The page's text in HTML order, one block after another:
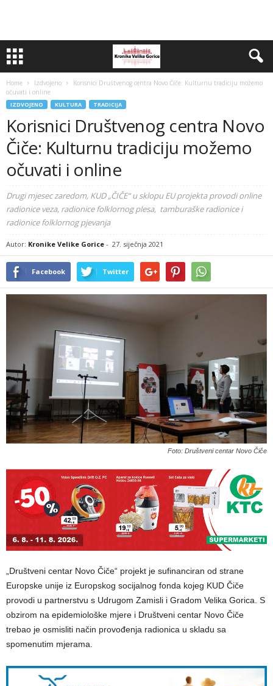
Home Izdvojeno
Korisnici Društvenog centra Novo Čiče: Kulturnu tradiciju možemo
očuvati i online
IZDVOJENO KULTURA TRADICIJA
Korisnici Društvenog centra Novo
Čiče: Kulturnu tradiciju možemo
očuvati i online
Drugi mjesec zaredom, KUD „ČIČE“ u sklopu EU projekta provodi online
radionice veza, radionice folklornog plesa, tamburaške radionice i
radionice folklornog pjevanja
Autor: Kronike Velike Gorice - 27. siječnja 2021
Facebook Twitter
Foto: Društveni centar Novo Čiče
„Društveni centar Novo Čiče“ projekt je sufinanciran od strane
Europske unije iz Europskog socijalnog fonda kojeg KUD Čiče
provodi u partnerstvu s Udrugom Zamisli i Gradom Velika Gorica. S
obzirom na epidemiološke mjere i Društveni centar Novo Čiče
trebao je osmisliti način provođenja radionica u skladu sa
spomenutim mjerama.